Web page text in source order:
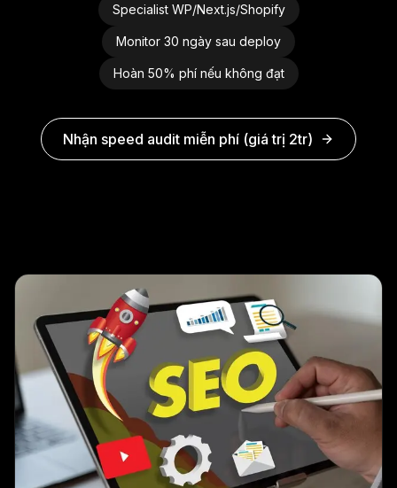
Specialist WP/Next.js/Shopify
Monitor 30 ngày sau deploy
Hoàn 50% phí nếu không đạt
Nhận speed audit miễn phí (giá trị 2tr)